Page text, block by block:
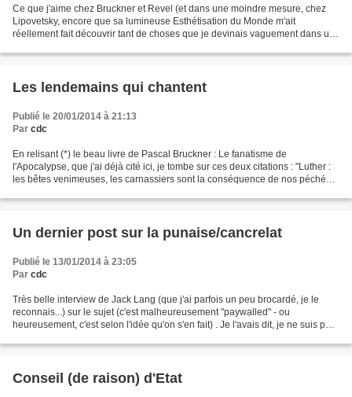
Ce que j'aime chez Bruckner et Revel (et dans une moindre mesure, chez
Lipovetsky, encore que sa lumineuse Esthétisation du Monde m'ait
réellement fait découvrir tant de choses que je devinais vaguement dans un
Les lendemains qui chantent
Publié le 20/01/2014 à 21:13
Par cdc
En relisant (*) le beau livre de Pascal Bruckner : Le fanatisme de
l'Apocalypse, que j'ai déjà cité ici, je tombe sur ces deux citations : "Luther :
les bêtes venimeuses, les carnassiers sont la conséquence de nos péchés.
Un dernier post sur la punaise/cancrelat
Publié le 13/01/2014 à 23:05
Par cdc
Très belle interview de Jack Lang (que j'ai parfois un peu brocardé, je le
reconnais...) sur le sujet (c'est malheureusement "paywalled" - ou
heureusement, c'est selon l'idée qu'on s'en fait) . Je l'avais dit, je ne suis pas
Conseil (de raison) d'Etat